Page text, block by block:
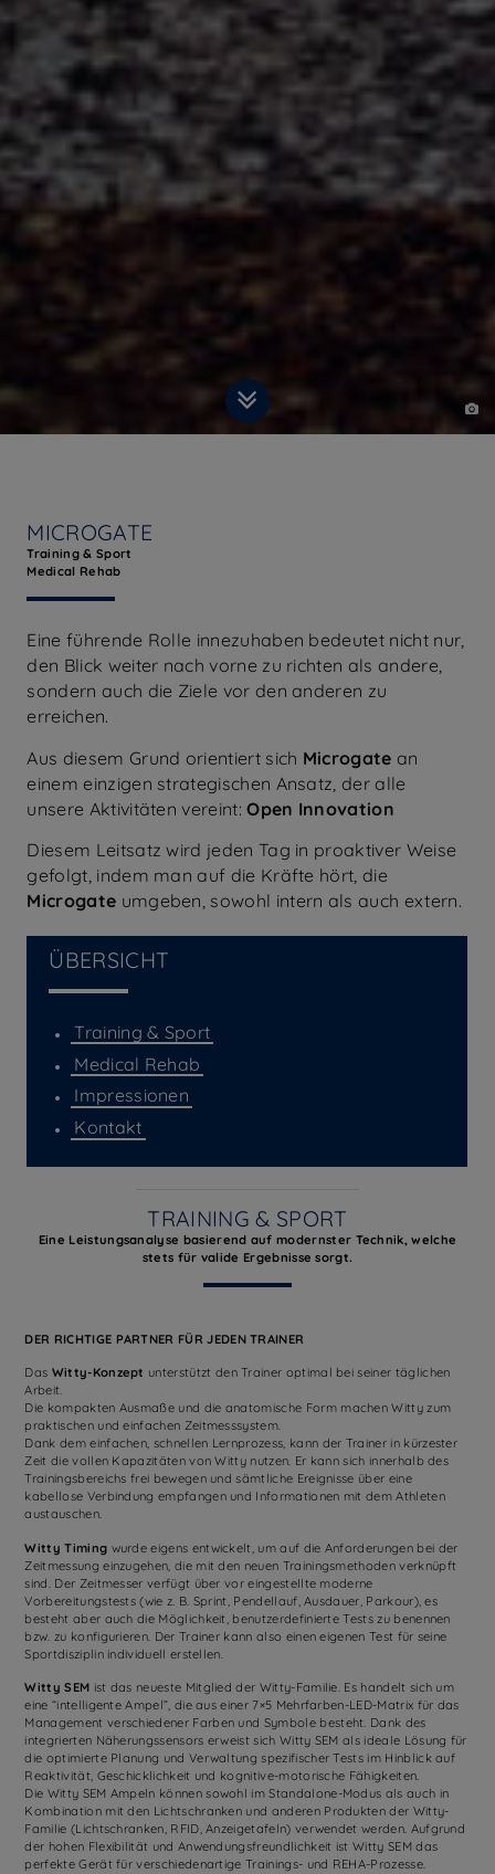
MICROGATE
Training & Sport
Medical Rehab
Eine führende Rolle innezuhaben bedeutet nicht nur,
den Blick weiter nach vorne zu richten als andere,
sondern auch die Ziele vor den anderen zu
erreichen.
Aus diesem Grund orientiert sich Microgate an
einem einzigen strategischen Ansatz, der alle
unsere Aktivitäten vereint:Open Innovation
Diesem Leitsatz wird jeden Tag in proaktiver Weise
gefolgt, indem man auf die Kräfte hört, die
Microgate umgeben, sowohl intern als auch extern.
ÜBERSICHT
Training & Sport
Medical Rehab
Impressionen
Kontakt
TRAINING & SPORT
Eine Leistungsanalyse basierend auf modernster Technik, welche
stets für valide Ergebnisse sorgt.
DER RICHTIGE PARTNER FÜR JEDEN TRAINER
Das Witty-Konzept unterstützt den Trainer optimal bei seiner täglichen
Arbeit.
Die kompakten Ausmaße und die anatomische Form machen Witty zum
praktischen und einfachen Zeitmesssystem.
Dank dem einfachen, schnellen Lernprozess, kann der Trainer in kürzester
Zeit die vollen Kapazitäten von Witty nutzen. Er kann sich innerhalb des
Trainingsbereichs frei bewegen und sämtliche Ereignisse über eine
kabellose Verbindung empfangen und Informationen mit dem Athleten
austauschen.
Witty Timing wurde eigens entwickelt, um auf die Anforderungen bei der
Zeitmessung einzugehen, die mit den neuen Trainingsmethoden verknüpft
sind. Der Zeitmesser verfügt über vor eingestellte moderne
Vorbereitungstests (wie z. B. Sprint, Pendellauf, Ausdauer, Parkour), es
besteht aber auch die Möglichkeit, benutzerdefinierte Tests zu benennen
bzw. zu konfigurieren. Der Trainer kann also einen eigenen Test für seine
Sportdisziplin individuell erstellen.
Witty SEM ist das neueste Mitglied der Witty-Familie. Es handelt sich um
eine “intelligente Ampel”, die aus einer 7×5 Mehrfarben-LED-Matrix für das
Management verschiedener Farben und Symbole besteht. Dank des
integrierten Näherungssensors erweist sich Witty SEM als ideale Lösung für
die optimierte Planung und Verwaltung spezifischer Tests im Hinblick auf
Reaktivität, Geschicklichkeit und kognitive-motorische Fähigkeiten.
Die Witty SEM Ampeln können sowohl im Standalone-Modus als auch in
Kombination mit den Lichtschranken und anderen Produkten der Witty-
Familie (Lichtschranken, RFID, Anzeigetafeln) verwendet werden. Aufgrund
der hohen Flexibilität und Anwendungsfreundlichkeit ist Witty SEM das
perfekte Gerät für verschiedenartige Trainings- und REHA-Prozesse.